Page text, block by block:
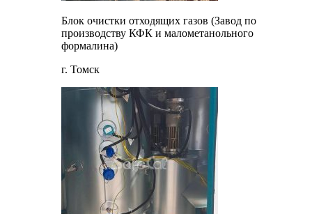
Блок очистки отходящих газов (Завод по
производству КФК и малометанольного
формалина)
г. Томск